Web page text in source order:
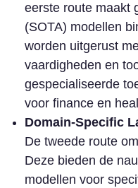
eerste route maakt
(SOTA) modellen
worden uitgerust
vaardigheden en
gespecialiseerde
voor finance en
Domain-Specific
De tweede route
Deze bieden de
modellen voor